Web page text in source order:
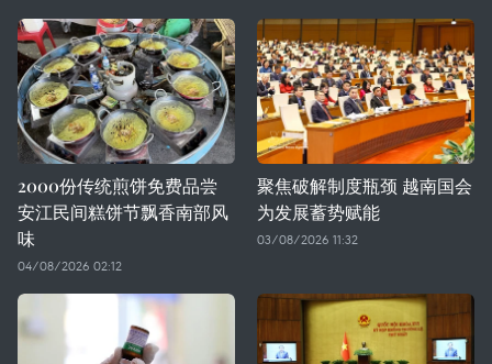
2000份传统煎饼免费品尝
安江民间糕饼节飘香南部风
味
04/08/2026 02:12
聚焦破解制度瓶颈 越南国会
为发展蓄势赋能
03/08/2026 11:32